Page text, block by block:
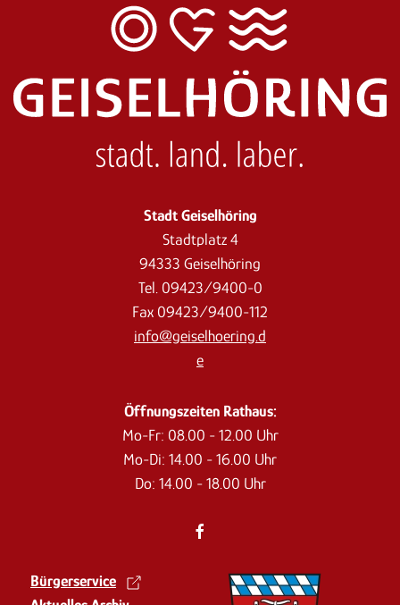
Stadt Geiselhöring
Stadtplatz 4
94333 Geiselhöring
Tel. 09423/9400-0
Fax 09423/9400-112
info@geiselhoering.d
e
Öffnungszeiten Rathaus:
Mo-Fr: 08.00 - 12.00 Uhr
Mo-Di: 14.00 - 16.00 Uhr
Do: 14.00 - 18.00 Uhr
Bürgerservice